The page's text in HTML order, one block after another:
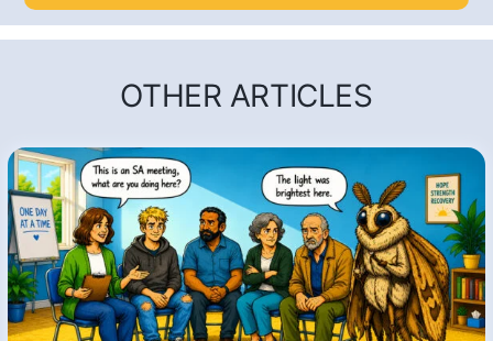
OTHER ARTICLES